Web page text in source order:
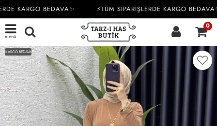
KARGO BEDAVA✨ ⚡TÜM SİPARİŞLERDE KARGO BEDAVA✨
menü
0
KARGO BEDAVA